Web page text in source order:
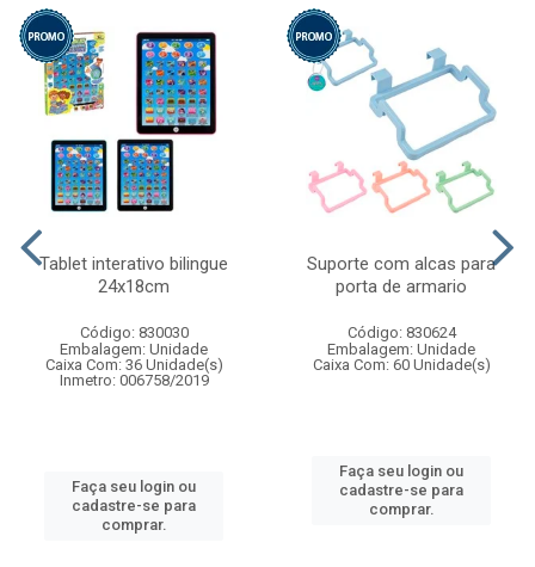
Tablet interativo bilingue
24x18cm
Código: 830030
Embalagem: Unidade
Caixa Com: 36 Unidade(s)
Inmetro: 006758/2019
Faça seu login ou
cadastre-se para
comprar.
Suporte com alcas para
porta de armario
Código: 830624
Embalagem: Unidade
Caixa Com: 60 Unidade(s)
Faça seu login ou
cadastre-se para
comprar.